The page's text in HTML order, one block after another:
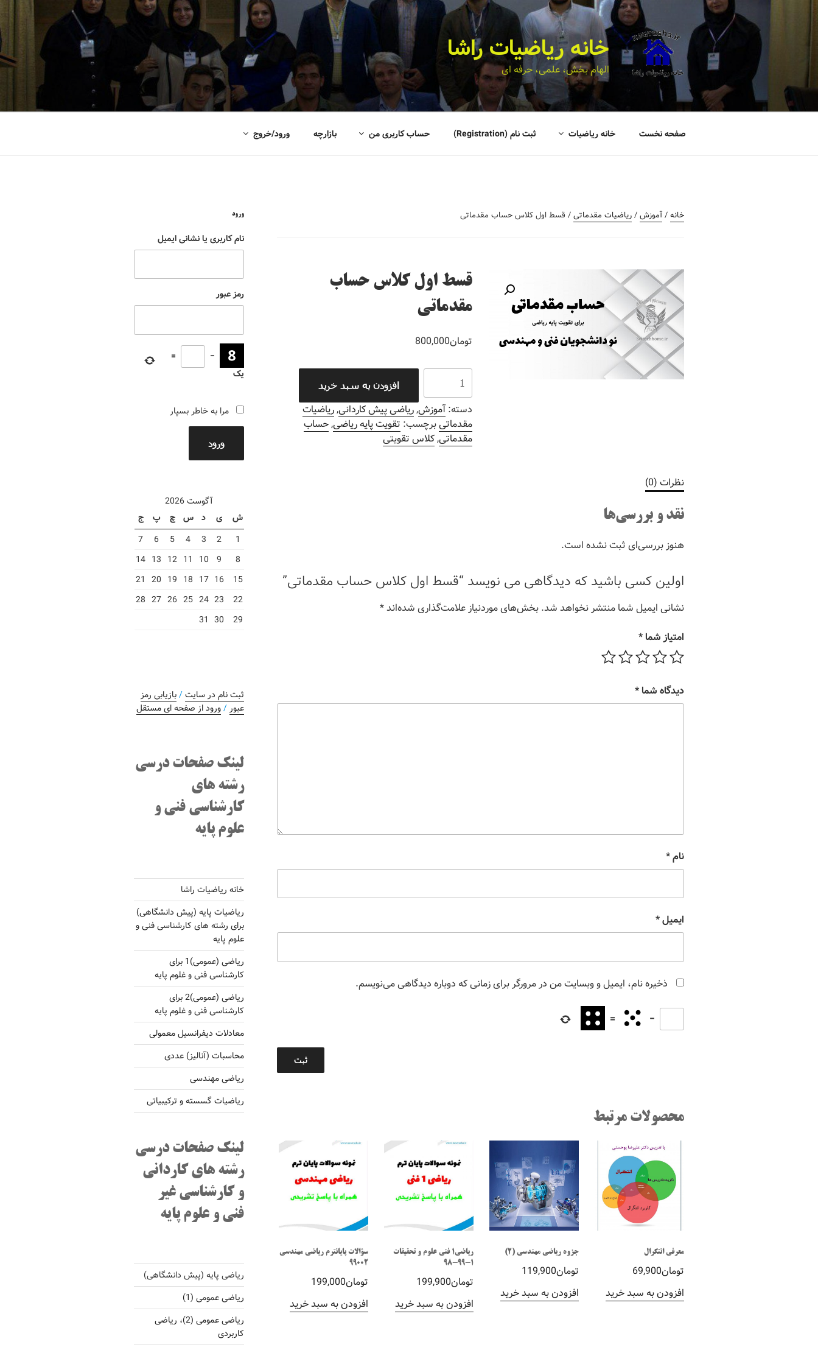
خانه ریاضیات راشا
الهام بخش، علمی، حرفه ای
صفحه نخست خانه ریاضیات ثبت نام (Registration) حساب کاربری من بازارچه ورود/خروج
خانه/آموزش/ریاضیات مقدماتی/ قسط اول کلاس حساب مقدماتی
قسط اول کلاس حساب
مقدماتی
تومان800,000
افزودن به سبد خرید
دسته: آموزش,ریاضی پیش کاردانی,ریاضیات
مقدماتیبرچسب: تقویت پایه ریاضی,حساب
مقدماتی,کلاس تقویتی
نظرات (0)
نقد و بررسی‌ها
هنوز بررسی‌ای ثبت نشده است.
اولین کسی باشید که دیدگاهی می نویسد “قسط اول کلاس حساب مقدماتی”
نشانی ایمیل شما منتشر نخواهد شد. بخش‌های موردنیاز علامت‌گذاری شده‌اند*
امتیاز شما *
دیدگاه شما *
نام*
ایمیل*
ذخیره نام، ایمیل و وبسایت من در مرورگر برای زمانی که دوباره دیدگاهی می‌نویسم.
−
=
محصولات مرتبط
معرفی انتگرال
تومان69,900
افزودن به سبد خرید
جزوه ریاضی مهندسی (2)
تومان119,900
افزودن به سبد خرید
ریاضی1 فنی علوم و تحقیقات
1-99-98
تومان199,900
افزودن به سبد خرید
سؤالات پایانترم ریاضی مهندسی
99002
تومان199,000
افزودن به سبد خرید
ورود
نام کاربری یا نشانی ایمیل
رمز عبور
−
=
یک
مرا به خاطر بسپار
ورود
آگوست 2026
ش
ی د س چ پ
ج
1
2
3
4
5
6
7
8
9
10
11
12
13
14
15
16
17
18
19
20
21
22
23
24
25
26
27
28
29
30
31
ثبت نام در سایت/بازیابی رمز
عبور /ورود از صفحه ای مستقل
لینک صفحات درسی
رشته های
کارشناسی فنی و
علوم پایه
خانه ریاضیات راشا
ریاضیات پایه (پیش دانشگاهی)
برای رشته های کارشناسی فنی و
علوم پایه
ریاضی (عمومی)1 برای
کارشناسی فنی و غلوم پایه
ریاضی (عمومی)2 برای
کارشناسی فنی و غلوم پایه
معادلات دیفرانسیل معمولی
محاسبات (آنالیز) عددی
ریاضی مهندسی
ریاضیات گسسته و ترکیبیاتی
لینک صفحات درسی
رشته های کاردانی
و کارشناسی غیر
فنی و علوم پایه
ریاضی پایه (پیش دانشگاهی)
ریاضی عمومی (1)
ریاضی عمومی (2)، ریاضی
کاربردی